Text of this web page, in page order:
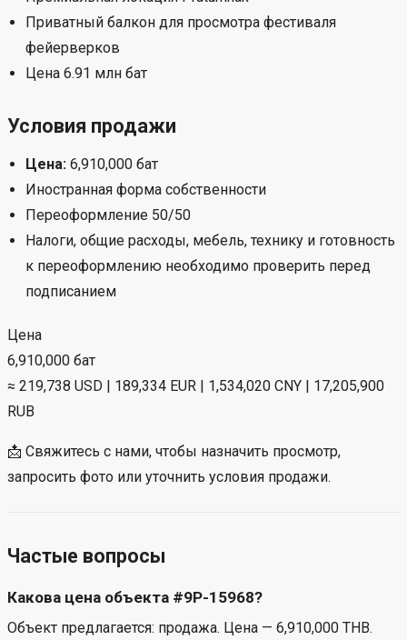
Приватный балкон для просмотра фестиваля
фейерверков
Цена 6.91 млн бат
Условия продажи
Цена: 6,910,000 бат
Иностранная форма собственности
Переоформление 50/50
Налоги, общие расходы, мебель, технику и готовность
к переоформлению необходимо проверить перед
подписанием
Цена
6,910,000 бат
≈ 219,738 USD | 189,334 EUR | 1,534,020 CNY | 17,205,900
RUB
📩 Свяжитесь с нами, чтобы назначить просмотр,
запросить фото или уточнить условия продажи.
Частые вопросы
Какова цена объекта #9P-15968?
Объект предлагается: продажа. Цена — 6,910,000 THB.